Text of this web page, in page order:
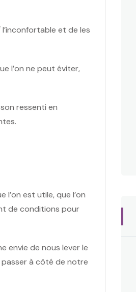
et de les
l’on ne peut éviter,
ressenti en
est utile, que l’on
de conditions pour
envie de nous lever le
passer à côté de notre